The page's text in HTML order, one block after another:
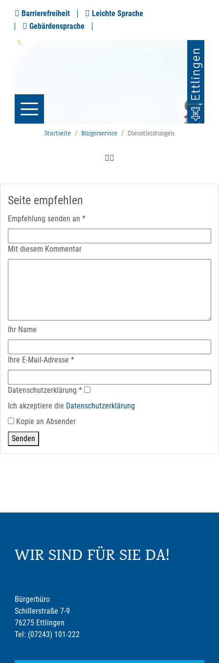
Barrierefreiheit
Leichte Sprache
Gebärdensprache
Startseite Bürgerservice Dienstleistungen
Seite empfehlen
Empfehlung senden an *
Mit diesem Kommentar
Ihr Name
Ihre E-Mail-Adresse *
Datenschutz­erklärung *
Ich akzeptiere die Datenschutz­erklärung
Kopie an Absender
WIR SIND FÜR SIE DA!
Bürgerbüro
Schillerstraße 7-9
76275 Ettlingen
Tel: (07243) 101-222